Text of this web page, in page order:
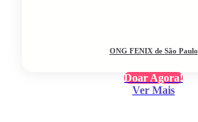
ONG FENIX de São Paulo
Doar Agora!
Ver Mais